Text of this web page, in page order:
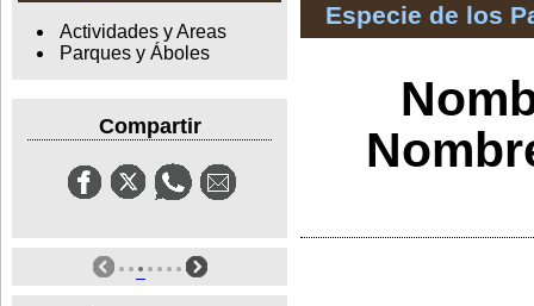
Actividades y Areas
Parques y Áboles
Compartir
Especie de los